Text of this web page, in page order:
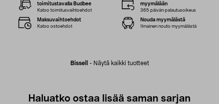
Bissell - Näytä kaikki tuotteet
toimitustavalla Budbee
Katso toimitusvaihtoehdot
myymälään
365 päivän palautusoikeus
Maksuvaihtoehdot
Katso ostoehdot
Nouda myymälästä
Ilmainen nouto myymälästä
Haluatko ostaa lisää saman sarjan